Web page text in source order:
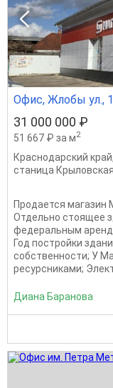
Офис, Жлобы ул.,
31 000 000 ₽
51 667 ₽ за м2
Краснодарский край,
станица Крыловская
Продается магазин
Отдельно стоящее
федеральным
Год постройки
собственности; У
ресурсниками;
Диана Баранова